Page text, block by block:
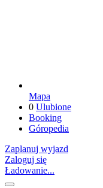
Mapa
0 Ulubione
Booking
Góropedia
Zaplanuj wyjazd
Zaloguj się
Ładowanie...